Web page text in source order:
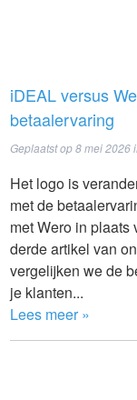
iDEAL versus
betaalervaring
Geplaatst op8 mei 2026
Het logo is
met de
met Wero in plaats
derde artikel van
vergelijken we de
je klanten...
Lees meer »